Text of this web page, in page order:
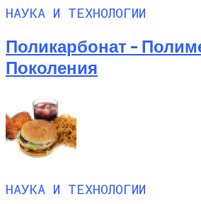
НАУКА И ТЕХНОЛОГИИ
Поликарбонат –
Поколения
НАУКА И ТЕХНОЛОГИИ